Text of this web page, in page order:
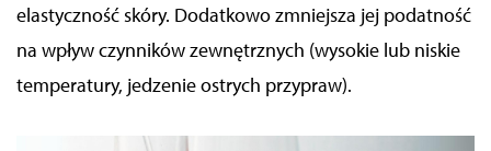
elastyczność skóry. Dodatkowo zmniejsza jej podatność
na wpływ czynników zewnętrznych (wysokie lub niskie
temperatury, jedzenie ostrych przypraw).